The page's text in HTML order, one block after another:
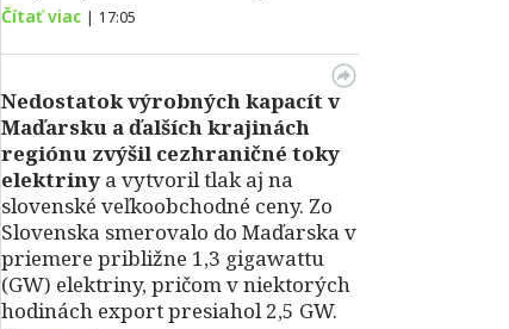
Čítať viac | 17:05
Nedostatok výrobných kapacít v
Maďarsku a ďalších krajinách
regiónu zvýšil cezhraničné toky
elektriny a vytvoril tlak aj na
slovenské veľkoobchodné ceny. Zo
Slovenska smerovalo do Maďarska v
priemere približne 1,3 gigawattu
(GW) elektriny, pričom v niektorých
hodinách export presiahol 2,5 GW.